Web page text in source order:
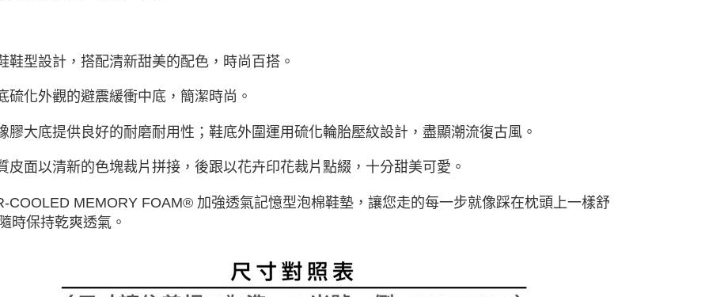
鞋型設計，搭配清新甜美的配色，時尚百搭。
硫化外觀的避震緩衝中底，簡潔時尚。
膠大底提供良好的耐磨耐用性；鞋底外圍運用硫化輪胎壓紋設計，盡顯潮流復古風。
皮面以清新的色塊裁片拼接，後跟以花卉印花裁片點綴，十分甜美可愛。
COOLED MEMORY FOAM® 加強透氣記憶型泡棉鞋墊，讓您走的每一步就像踩在枕頭上一樣舒
時保持乾爽透氣。